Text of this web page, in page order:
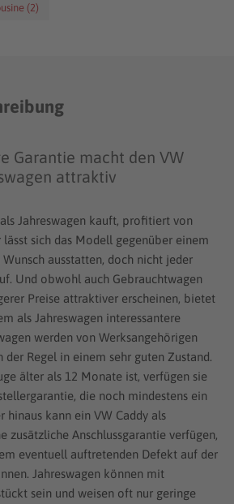
(2)
Garantie macht den VW
attraktiv
Jahreswagen kauft, profitiert von
sich das Modell gegenüber einem
ausstatten, doch nicht jeder
Und obwohl auch Gebrauchtwagen
Preise attraktiver erscheinen, bietet
als Jahreswagen interessantere
werden von Werksangehörigen
der Regel in einem sehr guten Zustand.
älter als 12 Monate ist, verfügen sie
die noch mindestens ein
hinaus kann ein VW Caddy als
zusätzliche Anschlussgarantie verfügen,
eventuell auftretenden Defekt auf der
Jahreswagen können mit
sein und weisen oft nur geringe